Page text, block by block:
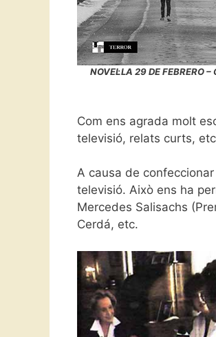
NOVEL·LA 29 DE FEBRERO –
Com ens agrada molt
televisió, relats curts,
A causa de
televisió. Això ens ha
Mercedes Salisachs
Cerdá, etc.